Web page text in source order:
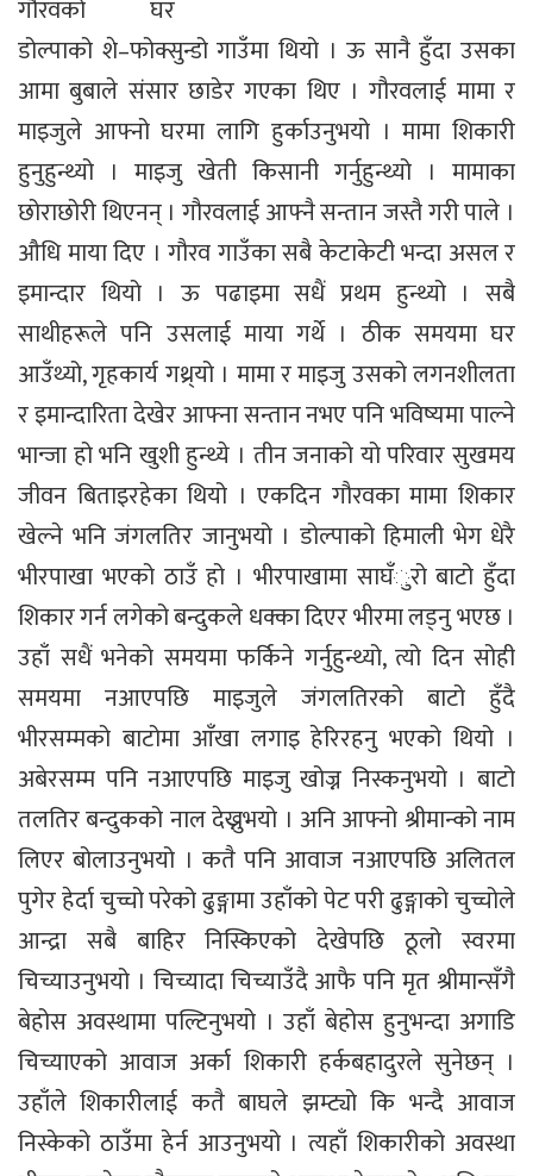
गौरवको घर
डोल्पाको शे–फोक्सुन्डो गाउँमा थियो । ऊ सानै हुँदा उसका
आमा बुबाले संसार छाडेर गएका थिए । गौरवलाई मामा र
माइजुले आफ्नो घरमा लागि हुर्काउनुभयो । मामा शिकारी
हुनुहुन्थ्यो । माइजु खेती किसानी गर्नुहुन्थ्यो । मामाका
छोराछोरी थिएनन् । गौरवलाई आफ्नै सन्तान जस्तै गरी पाले ।
औधि माया दिए । गौरव गाउँका सबै केटाकेटी भन्दा असल र
इमान्दार थियो । ऊ पढाइमा सधैं प्रथम हुन्थ्यो । सबै
साथीहरूले पनि उसलाई माया गर्थे । ठीक समयमा घर
आउँथ्यो, गृहकार्य गथ्र्यो । मामा र माइजु उसको लगनशीलता
र इमान्दारिता देखेर आफ्ना सन्तान नभए पनि भविष्यमा पाल्ने
भान्जा हो भनि खुशी हुन्थ्ये । तीन जनाको यो परिवार सुखमय
जीवन बिताइरहेका थियो । एकदिन गौरवका मामा शिकार
खेल्ने भनि जंगलतिर जानुभयो । डोल्पाको हिमाली भेग धेरै
भीरपाखा भएको ठाउँ हो । भीरपाखामा साघँुरो बाटो हुँदा
शिकार गर्न लगेको बन्दुकले धक्का दिएर भीरमा लड्नु भएछ ।
उहाँ सधैं भनेको समयमा फर्किने गर्नुहुन्थ्यो, त्यो दिन सोही
समयमा नआएपछि माइजुले जंगलतिरको बाटो हुँदै
भीरसम्मको बाटोमा आँखा लगाइ हेरिरहनु भएको थियो ।
अबेरसम्म पनि नआएपछि माइजु खोज्न निस्कनुभयो । बाटो
तलतिर बन्दुकको नाल देख्नुभयो । अनि आफ्नो श्रीमान्को नाम
लिएर बोलाउनुभयो । कतै पनि आवाज नआएपछि अलितल
पुगेर हेर्दा चुच्चो परेको ढुङ्गामा उहाँको पेट परी ढुङ्गाको चुच्चोले
आन्द्रा सबै बाहिर निस्किएको देखेपछि ठूलो स्वरमा
चिच्याउनुभयो । चिच्यादा चिच्याउँदै आफै पनि मृत श्रीमान्सँगै
बेहोस अवस्थामा पल्टिनुभयो । उहाँ बेहोस हुनुभन्दा अगाडि
चिच्याएको आवाज अर्का शिकारी हर्कबहादुरले सुनेछन् ।
उहाँले शिकारीलाई कतै बाघले झम्ट्यो कि भन्दै आवाज
निस्केको ठाउँमा हेर्न आउनुभयो । त्यहाँ शिकारीको अवस्था